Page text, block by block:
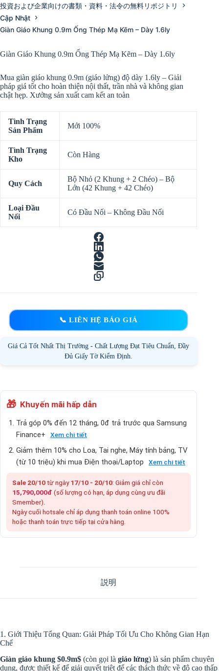
投資および企業向けの書類・資料・法令の無料リポジトリ
Cập Nhật
Giàn Giáo Khung 0.9m Ống Thép Mạ Kẽm – Dày 1.6ly
Giàn Giáo Khung 0.9m Ống Thép Mạ Kẽm – Dày 1.6ly
Mua giàn giáo khung 0.9m (giáo lửng) độ dày 1.6ly – Giải
pháp giá tốt cho hoàn thiện nội thất, trần nhà và không gian
chật hẹp. Xưởng sản xuất cam kết an toàn
Tình Trạng
Sản Phẩm
Mới 100%
Tình Trạng
Kho
Còn Hàng
Quy Cách
Bộ Nhỏ (2 Khung + 2 Chéo) – Bộ
Lớn (42 Khung + 42 Chéo)
Loại Đầu
Nối
Có Đầu Nối – Không Đầu Nối
📞 LIÊN HỆ BÁO GIÁ
Giá Cả Tốt Nhất Thị Trường - Chất Lượng Đạt Tiêu Chuẩn, Đầy
Đủ Giấy Tờ Kiểm Định.
🎁 Khuyến mãi hấp dẫn
Trả góp 0% đến 12 tháng, 0đ trả trước qua Samsung
Finance+
Xem chi tiết
Giảm thêm 10% cho Loa, Tai nghe, Máy tính bảng, TV
(từ 10 triệu) khi mua Điện thoại/Laptop
Xem chi tiết
Sale 20/10từ ngày17/10 - 20/10: Giảm giá chỉ còn
15,790,000đ (số lượng có hạn, áp dụng cùng ưu đãi
Smember).
Ngày cuối hotsale chỉ áp dụng thanh toán online 100%
hoặc thanh toán trực tiếp tại cửa hàng.
説明
1. Giới Thiệu Tổng Quan: Giải Pháp Tối Ưu Cho Không Gian Hạn
Chế
Giàn giáo khung $0.9m$ (còn gọi là giáo lửng) là sản phẩm chuyên
dụng, được thiết kế để giải quyết triệt để các thách thức về độ cao thấp